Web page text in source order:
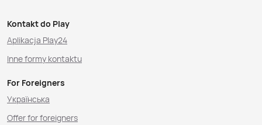
Kontakt do Play
Aplikacja Play24
Inne formy kontaktu
For Foreigners
Українська
Offer for foreigners